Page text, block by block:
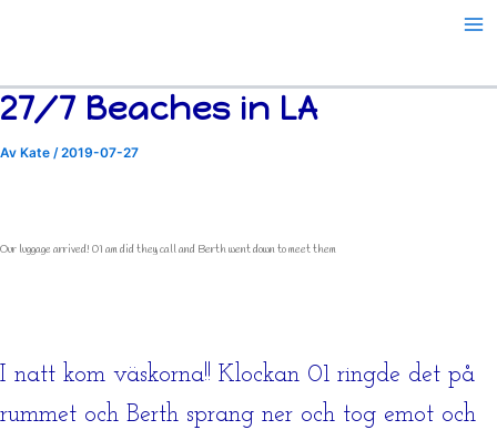
27/7 Beaches in LA
Av Kate /2019-07-27
Our luggage arrived! 01 am did they call and Berth went down to meet them
I natt kom väskorna!! Klockan 01 ringde det på
rummet och Berth sprang ner och tog emot och